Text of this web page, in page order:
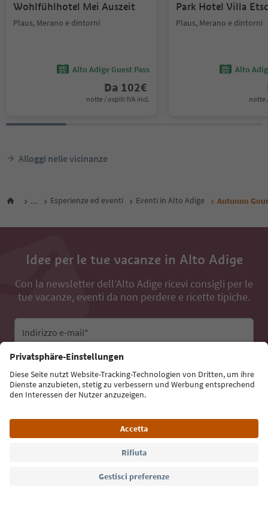
Wohlfühlhotel Mei Auszeit
Plaus, Merano e dintorni
Alto Adige Guest Pass
Da 102€
notte / ospiti IVA incl.
Park Hotel Villa
Plaus, Merano e dintorni
Alto
notte
Alloggi nelle vicinanze
... Esperienze ed eventi Eventi in Alto Adige Autunno
Idee per le tue vacanze in Alto Adige
Con la newsletter dell’Alto Adige ricevi consigli per le
tue vacanze, eventi da non perdere e ricette tipiche.
Indirizzo e-mail*
Iscriviti alla newsletter